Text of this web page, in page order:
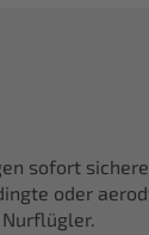
sofort
oder